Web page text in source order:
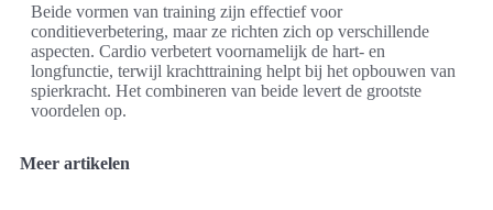
Beide vormen van training zijn effectief voor
conditieverbetering, maar ze richten zich op verschillende
aspecten. Cardio verbetert voornamelijk de hart- en
longfunctie, terwijl krachttraining helpt bij het opbouwen van
spierkracht. Het combineren van beide levert de grootste
voordelen op.
Meer artikelen